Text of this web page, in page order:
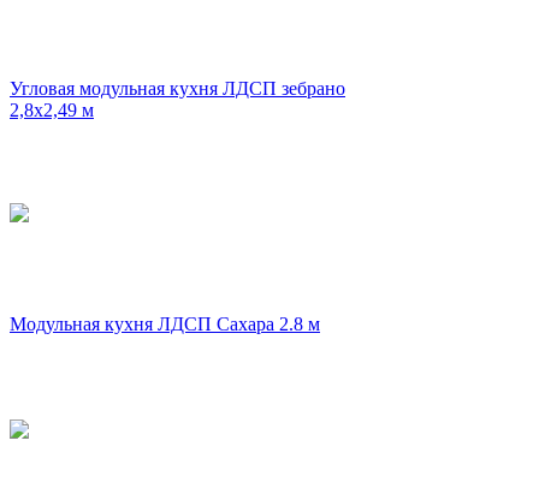
Угловая модульная кухня ЛДСП зебрано
2,8х2,49 м
Модульная кухня ЛДСП Сахара 2.8 м